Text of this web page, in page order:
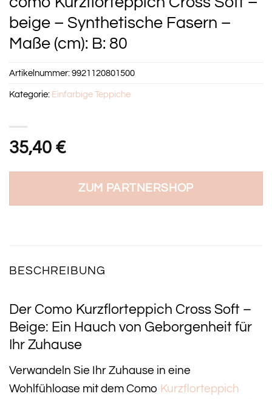
beige – Synthetische Fasern –
Maße (cm): B: 80
35,40 €
ZUM PARTNERSHOP
Artikelnummer:9921120801500
Kategorie: Einfarbige Teppiche
BESCHREIBUNG
Der Como Kurzflorteppich Cross Soft –
Beige: Ein Hauch von Geborgenheit für
Ihr Zuhause
Verwandeln Sie Ihr Zuhause in eine
Wohlfühloase mit dem Como Kurzflorteppich